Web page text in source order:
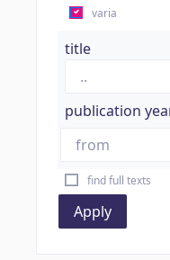
varia
title
publication
find full texts
Apply